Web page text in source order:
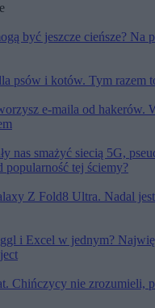
być jeszcze cieńsze? Na
psów i kotów. Tym razem
e-maila od hakerów.
nas smażyć siecią 5G,
popularność tej ściemy?
Z Fold8 Ultra. Nadal
i Excel w jednym?
Chińczycy nie zrozumieli,